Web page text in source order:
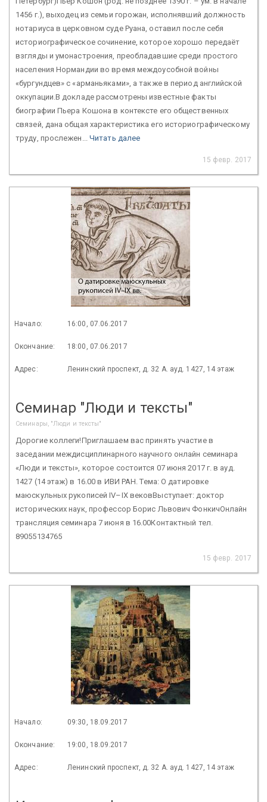
1456 г.), выходец из семьи горожан, исполнявший должность
нотариуса в церковном суде Руана, оставил после себя
историографическое сочинение, которое хорошо передаёт
взгляды и умонастроения, преобладавшие среди простого
населения Нормандии во время междоусобной войны
«бургундцев» с «арманьяками», а также в период английской
оккупации.В докладе рассмотрены известные факты
биографии Пьера Кошона в контексте его общественных
связей, дана общая характеристика его историографическому
труду, прослежен... Читать далее
15 февр. 2017
Начало: 16:00, 07.06.2017
Окончание: 18:00, 07.06.2017
Адрес: Ленинский проспект, д. 32 А. ауд. 1427, 14 этаж
Семинар "Люди и тексты"
Семинары, "Люди и тексты"
Дорогие коллеги!Приглашаем вас принять участие в
заседании междисциплинарного научного онлайн семинара
«Люди и тексты», которое состоится 07 июня 2017 г. в ауд.
1427 (14 этаж) в 16.00 в ИВИ РАН. Тема: О датировке
маюскульных рукописей IV–IX вековВыступает: доктор
исторических наук, профессор Борис Львович ФонкичОнлайн
трансляция семинара 7 июня в 16.00Контактный тел.
89055134765
15 февр. 2017
Начало: 09:30, 18.09.2017
Окончание: 19:00, 18.09.2017
Адрес: Ленинский проспект, д. 32 А. ауд. 1427, 14 этаж